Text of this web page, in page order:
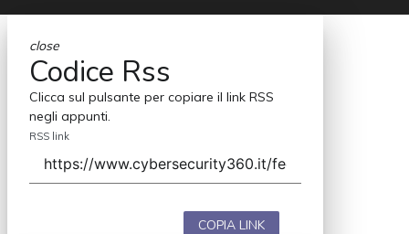
close
Codice Rss
Clicca sul pulsante per copiare il link RSS
negli appunti.
RSS link
COPIA LINK